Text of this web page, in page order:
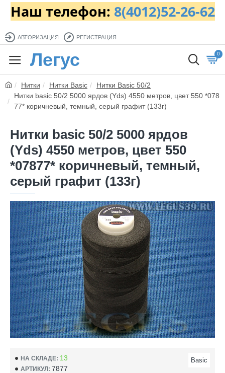
Наш телефон: 8(4012)52-26-62
АВТОРИЗАЦИЯ РЕГИСТРАЦИЯ
Легус 0
Нитки Нитки Basic
Нитки Basic 50/2
Нитки basic 50/2 5000 ярдов (Yds) 4550 метров, цвет 550 *078
77* коричневый, темный, серый графит (133г)
Нитки basic 50/2 5000 ярдов
(Yds) 4550 метров, цвет 550
*07877* коричневый, темный,
серый графит (133г)
НА СКЛАДЕ: 13
АРТИКУЛ: 7877
Basic